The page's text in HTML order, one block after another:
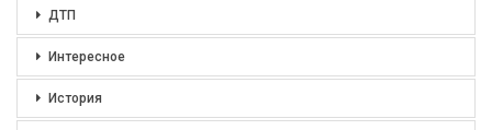
ДТП
Интересное
История